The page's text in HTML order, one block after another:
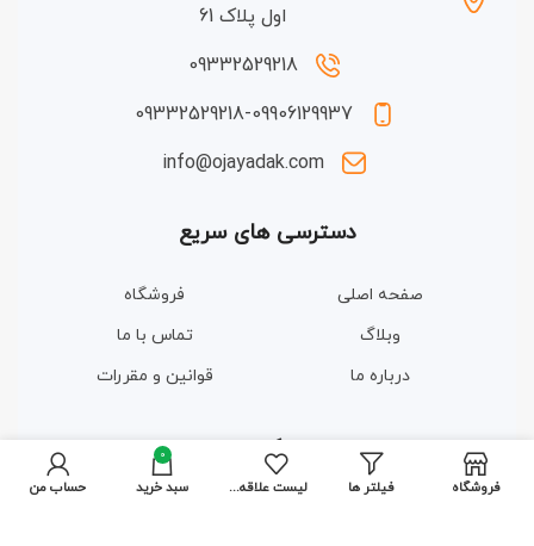
اول پلاک 61
09332529218
09332529218-09906129937
info@ojayadak.com
دسترسی های سریع
صفحه اصلی
فروشگاه
وبلاگ
تماس با ما
درباره ما
قوانین و مقررات
مجوزها و گواهینامه ها
فروشگاه فیلتر ها لیست علاقه مندی ها
0
سبد خرید حساب من